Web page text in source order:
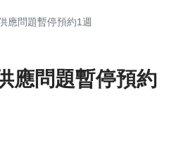
應問題暫停預約1週
應問題暫停預約